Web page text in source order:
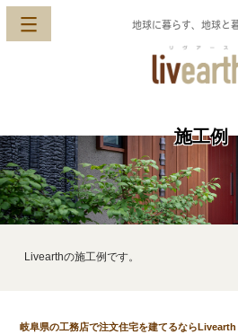
地球に暮らす、地球と
施工例
Livearthの施工例です。
岐阜県の工務店で注文住宅を建てるなら